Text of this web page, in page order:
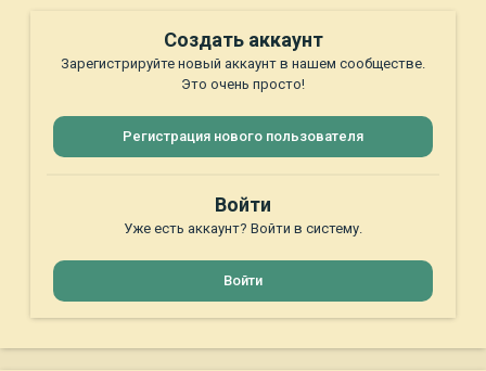
Создать аккаунт
Зарегистрируйте новый аккаунт в нашем сообществе.
Это очень просто!
Регистрация нового пользователя
Войти
Уже есть аккаунт? Войти в систему.
Войти